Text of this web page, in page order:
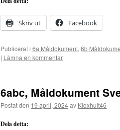
Skriv ut Facebook
Publicerat i 6a Måldokument, 6b
| Lämna en kommentar
6abc, Måldokument
Postat den 19 april, 2024av Kloxhult46
Dela detta: